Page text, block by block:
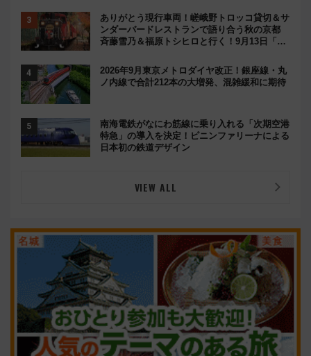
ありがとう現行車両！嵯峨野トロッコ貸切＆サ
ンダーバードレストランで語り合う秋の京都
斉藤雪乃＆福原トシヒロと行く！9月13日「京
2026年9月東京メトロダイヤ改正！銀座線・丸
ノ内線で合計212本の大増発、混雑緩和に期待
南海電鉄がなにわ筋線に乗り入れる「次期空港
特急」の導入を決定！ピニンファリーナによる
日本初の鉄道デザイン
VIEW ALL